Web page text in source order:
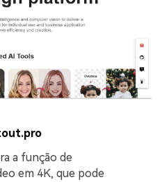
a função de
em 4K, que pode